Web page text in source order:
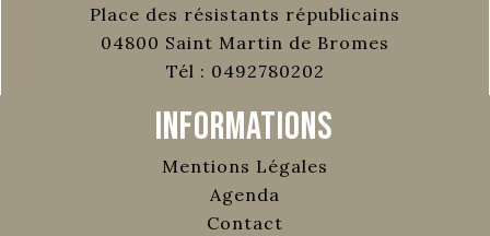
Place des résistants républicains
04800 Saint Martin de Bromes
Tél : 0492780202
Informations
Mentions Légales
Agenda
Contact